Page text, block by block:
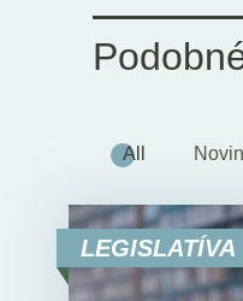
All
LEGISLATÍVA